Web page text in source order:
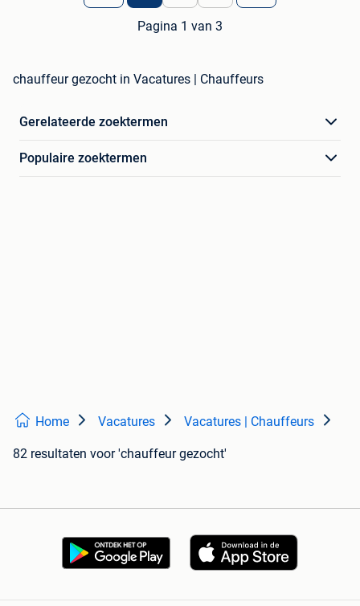
Pagina 1 van 3
chauffeur gezocht in Vacatures | Chauffeurs
Gerelateerde zoektermen
Populaire zoektermen
Home Vacatures Vacatures | Chauffeurs
82 resultaten voor 'chauffeur gezocht'